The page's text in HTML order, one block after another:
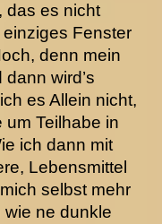
das es nicht
Fenster
denn mein
wird’s
es Allein nicht,
um Teilhabe in
ich dann mit
Lebensmittel
selbst mehr
ne dunkle